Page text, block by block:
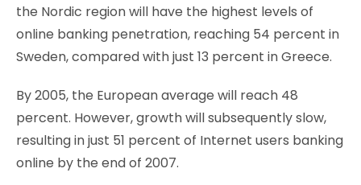
the Nordic region will have the highest levels of
online banking penetration, reaching 54 percent in
Sweden, compared with just 13 percent in Greece.
By 2005, the European average will reach 48
percent. However, growth will subsequently slow,
resulting in just 51 percent of Internet users banking
online by the end of 2007.